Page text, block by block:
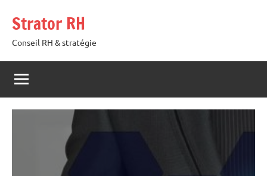
contenu
Strator RH
Conseil RH & stratégie